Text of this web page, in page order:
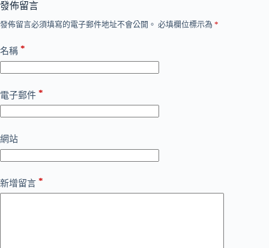
發佈留言
發佈留言必須填寫的電子郵件地址不會公開。 必填欄位標示為 *
名稱 *
電子郵件 *
網站
新增留言 *